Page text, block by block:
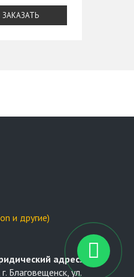
ЗАКАЗАТЬ
и другие)
адрес:
Благовещенск, ул.